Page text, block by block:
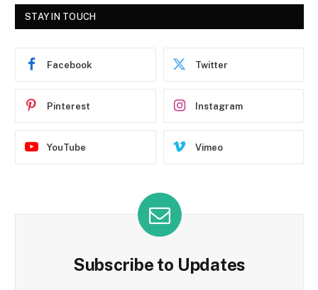
STAY IN TOUCH
Facebook Twitter
Pinterest Instagram
YouTube Vimeo
Subscribe to Updates